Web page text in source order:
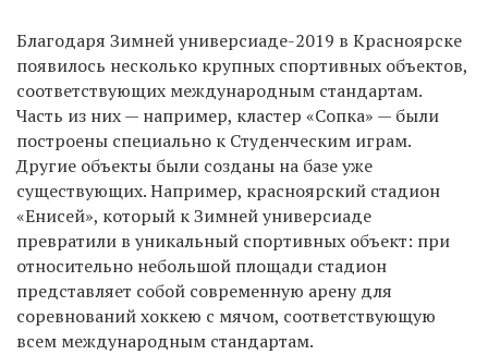
Благодаря Зимней универсиаде-2019 в Красноярске
появилось несколько крупных спортивных объектов,
соответствующих международным стандартам.
Часть из них — например, кластер «Сопка» — были
построены специально к Студенческим играм.
Другие объекты были созданы на базе уже
существующих. Например, красноярский стадион
«Енисей», который к Зимней универсиаде
превратили в уникальный спортивных объект: при
относительно небольшой площади стадион
представляет собой современную арену для
соревнований хоккею с мячом, соответствующую
всем международным стандартам.